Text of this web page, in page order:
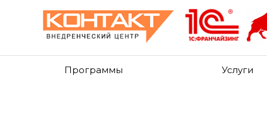
Программы Услуги